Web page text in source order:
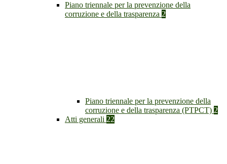
Piano triennale per la prevenzione della
corruzione e della trasparenza 2
Piano triennale per la prevenzione della
corruzione e della trasparenza (PTPCT) 2
Atti generali 22